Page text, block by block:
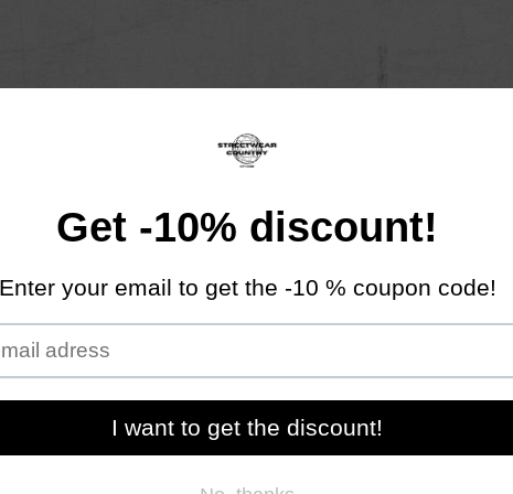
NOWOŚCI